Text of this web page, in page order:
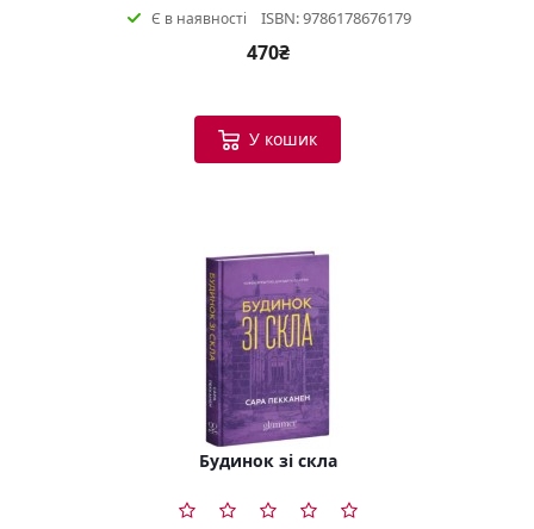
Є в наявності ISBN: 9786178676179
470₴
У кошик
Будинок зі скла